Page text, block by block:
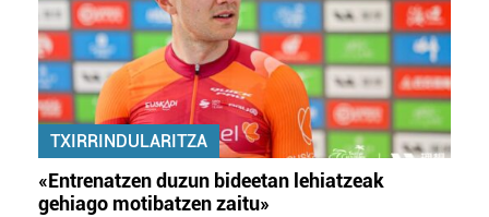
TXIRRINDULARITZA
«Entrenatzen duzun bideetan lehiatzeak
gehiago motibatzen zaitu»